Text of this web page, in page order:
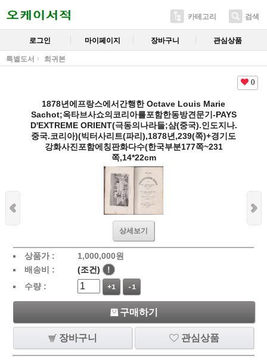
카테고리 검색
로그인 마이페이지 장바구니 관심상품
특별도서 희귀본
0
1878년에프랑스에서간행한 Octave Louis Marie
Sachot;옥타브사쇼의코리아를포함한동방견문기-PAYS
D'EXTREME ORIENT(극동의나라들;샴(중국).인도지나.
중국.코리아)(빅터사리트(파리),1878년,239(쪽)+경기도
강화사진포함에칭판화다수(한국부분177쪽~231
쪽,14*22cm
상세보기
상품가 : 1,000,000원
배송비 :
(조건)
!
수량 :
+1 -1
구매하기
장바구니 관심상품